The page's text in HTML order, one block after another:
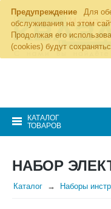
Предупреждение
Для
обслуживания на этом
Продолжая его
(cookies) будут
КАТАЛОГ
ТОВАРОВ
НАБОР
Каталог Наборы